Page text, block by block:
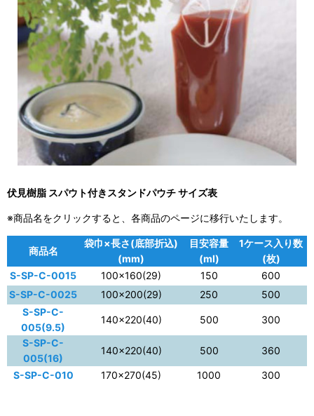
伏見樹脂 スパウト付きスタンドパウチ サイズ表
※商品名をクリックすると、各商品のページに移行いたします。
商品名
袋巾×長さ(底部折込)
(mm)
目安容量
(ml)
1ケース入り数
(枚)
S-SP-C-0015
100×160(29) 150
600
S-SP-C-0025
100×200(29) 250
500
S-SP-C-
005(9.5)
140×220(40) 500
300
S-SP-C-
005(16)
140×220(40) 500 360
S-SP-C-010 170×270(45) 1000 300